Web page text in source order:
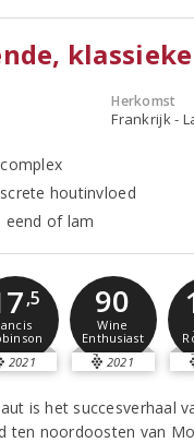
Herkomst
Frankrijk -
houtinvloed
eend of lam
,5
Jancis
2021
90
Wine
Enthusiast
2021
is het succesverhaal
ten noordoosten van